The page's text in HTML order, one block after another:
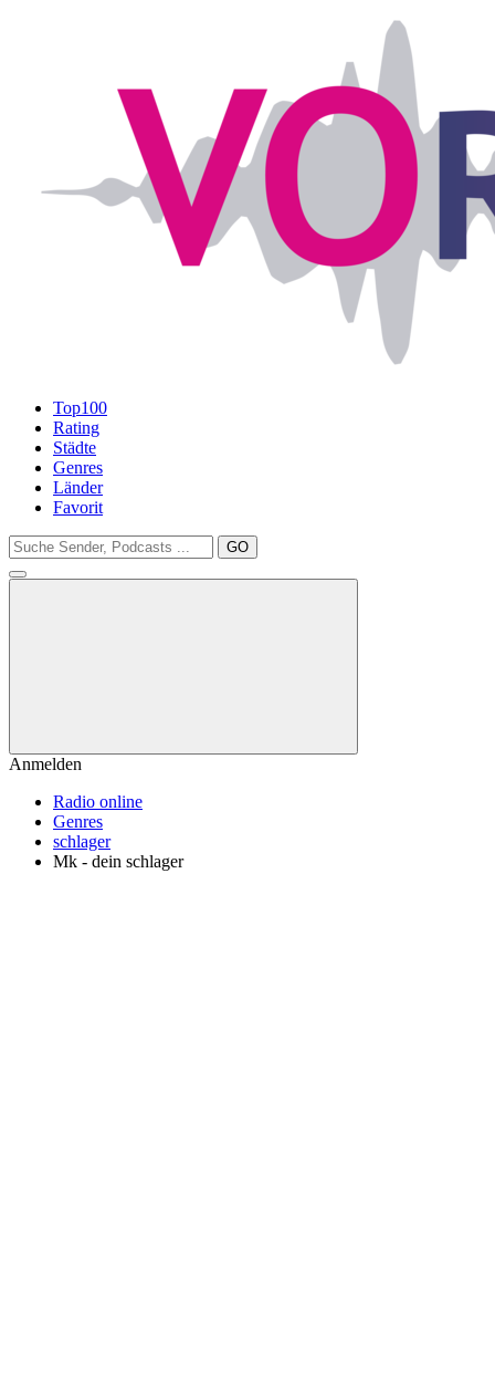
Top100
Rating
Städte
Genres
Länder
Favorit
GO
Anmelden
Radio online
Genres
schlager
Mk - dein schlager